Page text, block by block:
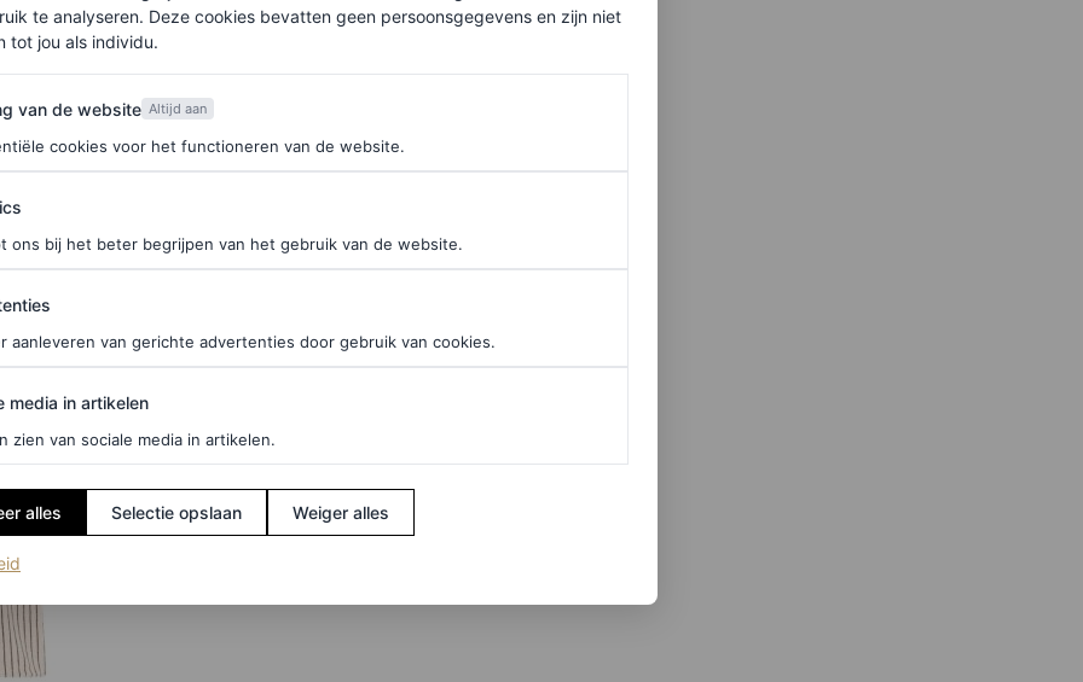
stijl
badjas. Dit fijne exemplaar van Arket is
te analyseren. Deze cookies bevatten geen persoonsgegevens en zijn niet
tot jou als individu.
de website
van de website Altijd aan
cookies voor het functioneren van de website.
ons bij het beter begrijpen van het gebruik van de website.
aanleveren van gerichte advertenties door gebruik van cookies.
in artikelen
media in artikelen
zien van sociale media in artikelen.
alles Selectie opslaan Weiger alles